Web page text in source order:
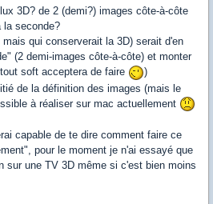
3D? de 2 (demi?) images côte-à-côte
la seconde?
qui conserverait la 3D) serait d'en
(2 demi-images côte-à-côte) et monter
soft acceptera de faire
)
de la définition des images (mais le
à réaliser sur mac actuellement
capable de te dire comment faire ce
pour le moment je n'ai essayé que
sur une TV 3D même si c'est bien moins